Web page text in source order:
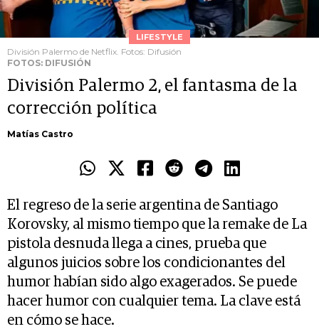
LIFESTYLE
División Palermo de Netflix. Fotos: Difusión
FOTOS: DIFUSIÓN
División Palermo 2, el fantasma de la
corrección política
Matías Castro
El regreso de la serie argentina de Santiago
Korovsky, al mismo tiempo que la remake de La
pistola desnuda llega a cines, prueba que
algunos juicios sobre los condicionantes del
humor habían sido algo exagerados. Se puede
hacer humor con cualquier tema. La clave está
en cómo se hace.